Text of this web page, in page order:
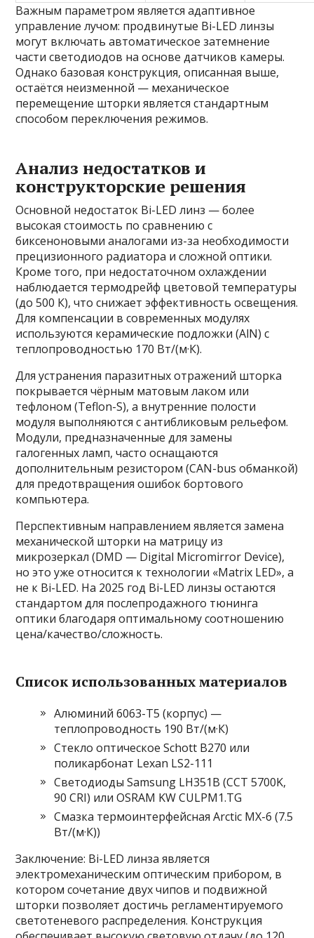
Важным параметром является адаптивное
управление лучом: продвинутые Bi-LED линзы
могут включать автоматическое затемнение
части светодиодов на основе датчиков камеры.
Однако базовая конструкция, описанная выше,
остаётся неизменной — механическое
перемещение шторки является стандартным
способом переключения режимов.
Анализ недостатков и
конструкторские решения
Основной недостаток Bi-LED линз — более
высокая стоимость по сравнению с
биксеноновыми аналогами из-за необходимости
прецизионного радиатора и сложной оптики.
Кроме того, при недостаточном охлаждении
наблюдается термодрейф цветовой температуры
(до 500 К), что снижает эффективность освещения.
Для компенсации в современных модулях
используются керамические подложки (AlN) с
теплопроводностью 170 Вт/(м·К).
Для устранения паразитных отражений шторка
покрывается чёрным матовым лаком или
тефлоном (Teflon-S), а внутренние полости
модуля выполняются с антибликовым рельефом.
Модули, предназначенные для замены
галогенных ламп, часто оснащаются
дополнительным резистором (CAN-bus обманкой)
для предотвращения ошибок бортового
компьютера.
Перспективным направлением является замена
механической шторки на матрицу из
микрозеркал (DMD — Digital Micromirror Device),
но это уже относится к технологии «Matrix LED», а
не к Bi-LED. На 2025 год Bi-LED линзы остаются
стандартом для послепродажного тюнинга
оптики благодаря оптимальному соотношению
цена/качество/сложность.
Список использованных материалов
Алюминий 6063-T5 (корпус) —
теплопроводность 190 Вт/(м·К)
Стекло оптическое Schott B270 или
поликарбонат Lexan LS2-111
Светодиоды Samsung LH351B (CCT 5700K,
90 CRI) или OSRAM KW CULPM1.TG
Смазка термоинтерфейсная Arctic MX-6 (7.5
Вт/(м·К))
Заключение: Bi-LED линза является
электромеханическим оптическим прибором, в
котором сочетание двух чипов и подвижной
шторки позволяет достичь регламентируемого
светотеневого распределения. Конструкция